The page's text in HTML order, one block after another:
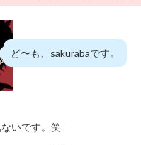
ど〜も、sakurabaです。
いです。笑